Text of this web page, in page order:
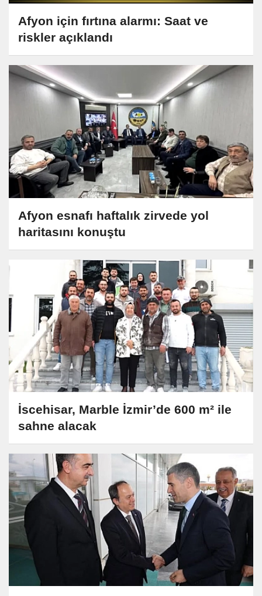
Afyon için fırtına alarmı: Saat ve
riskler açıklandı
Afyon esnafı haftalık zirvede yol
haritasını konuştu
İscehisar, Marble İzmir’de 600 m² ile
sahne alacak